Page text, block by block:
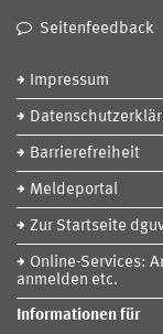
Seitenfeedback
Impressum
Barrierefreiheit
Meldeportal
Zur Startseite
Online-Services:
anmelden etc.
Informationen für